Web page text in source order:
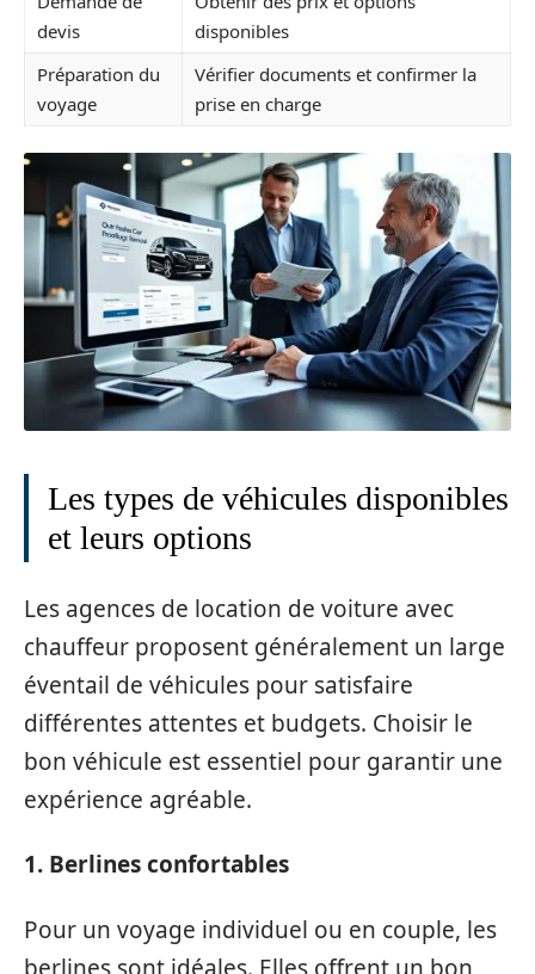
devis
disponibles
Préparation du
voyage
Vérifier documents et confirmer la
prise en charge
Les types de véhicules disponibles
et leurs options
Les agences de location de voiture avec
chauffeur proposent généralement un large
éventail de véhicules pour satisfaire
différentes attentes et budgets. Choisir le
bon véhicule est essentiel pour garantir une
expérience agréable.
1. Berlines confortables
Pour un voyage individuel ou en couple, les